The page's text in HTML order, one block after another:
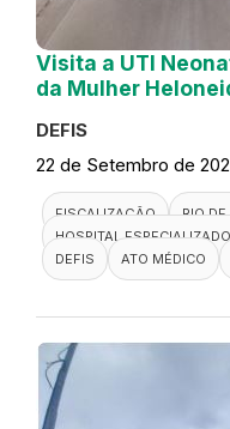
Visita a UTI
da Mulher
DEFIS
22 de Setembro de
FISCALIZAÇÃO
RIO
HOSPITAL
DEFIS
ATO MÉDICO